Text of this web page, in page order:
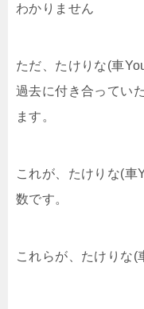
わかりません
ただ、たけりな(車
過去に付き合ってい
ます。
これが、たけりな(車
数です。
これらが、たけりな(